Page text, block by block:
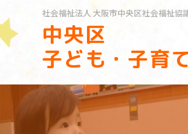
社会福祉法人大阪市中央区社会福祉協
中央区
子ども・子育